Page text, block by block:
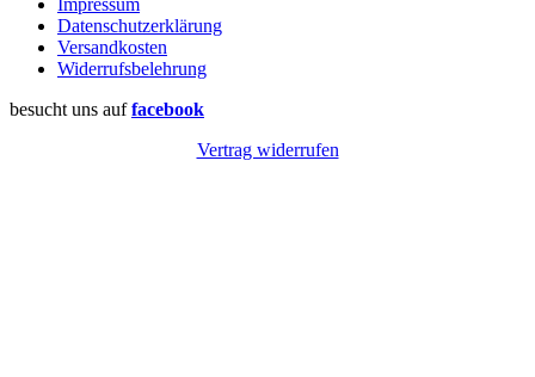
Impressum
Datenschutzerklärung
Versandkosten
Widerrufsbelehrung
besucht uns auffacebook
Vertrag widerrufen